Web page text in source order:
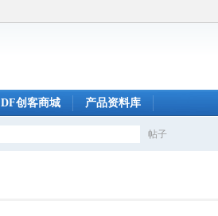
DF创客商城 产品资料库
帖子